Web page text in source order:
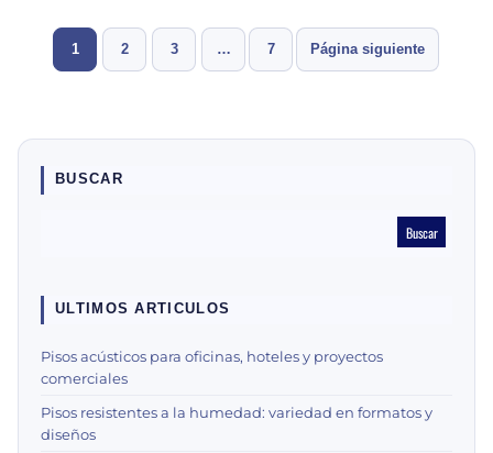
1 2 3 … 7 Página siguiente
BUSCAR
r
Buscar
ULTIMOS ARTICULOS
Pisos acústicos para oficinas, hoteles y proyectos
comerciales
Pisos resistentes a la humedad: variedad en formatos y
diseños